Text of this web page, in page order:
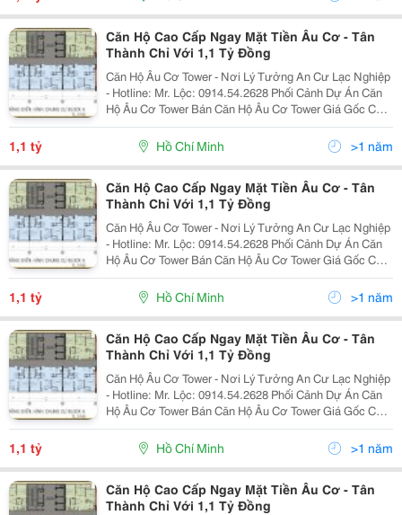
Căn Hộ Cao Cấp Ngay Mặt Tiền Âu Cơ - Tân
Thành Chỉ Với 1,1 Tỷ Đồng
Căn Hộ Âu Cơ Tower - Nơi Lý Tưởng An Cư Lạc Nghiệp
- Hotline: Mr. Lộc: 0914.54.2628 Phối Cảnh Dự Án Căn
Hộ Âu Cơ Tower Bán Căn Hộ Âu Cơ Tower Giá Gốc Chủ
Đầu Tư. Âu Cơ Tower: Nằm Trên 2 Góc Mặt Tiền Đường
Âu Cơ Và Tân Thành. Âu Cơ Tower: Vị Trí Nằm T
1,1 tỷ Hồ Chí Minh >1 năm
Căn Hộ Cao Cấp Ngay Mặt Tiền Âu Cơ - Tân
Thành Chỉ Với 1,1 Tỷ Đồng
Căn Hộ Âu Cơ Tower - Nơi Lý Tưởng An Cư Lạc Nghiệp
- Hotline: Mr. Lộc: 0914.54.2628 Phối Cảnh Dự Án Căn
Hộ Âu Cơ Tower Bán Căn Hộ Âu Cơ Tower Giá Gốc Chủ
Đầu Tư. Âu Cơ Tower: Nằm Trên 2 Góc Mặt Tiền Đường
Âu Cơ Và Tân Thành. Âu Cơ Tower: Vị Trí Nằm T
1,1 tỷ Hồ Chí Minh >1 năm
Căn Hộ Cao Cấp Ngay Mặt Tiền Âu Cơ - Tân
Thành Chỉ Với 1,1 Tỷ Đồng
Căn Hộ Âu Cơ Tower - Nơi Lý Tưởng An Cư Lạc Nghiệp
- Hotline: Mr. Lộc: 0914.54.2628 Phối Cảnh Dự Án Căn
Hộ Âu Cơ Tower Bán Căn Hộ Âu Cơ Tower Giá Gốc Chủ
Đầu Tư. Âu Cơ Tower: Nằm Trên 2 Góc Mặt Tiền Đường
Âu Cơ Và Tân Thành. Âu Cơ Tower: Vị Trí Nằm T
1,1 tỷ Hồ Chí Minh >1 năm
Căn Hộ Cao Cấp Ngay Mặt Tiền Âu Cơ - Tân
Thành Chỉ Với 1,1 Tỷ Đồng